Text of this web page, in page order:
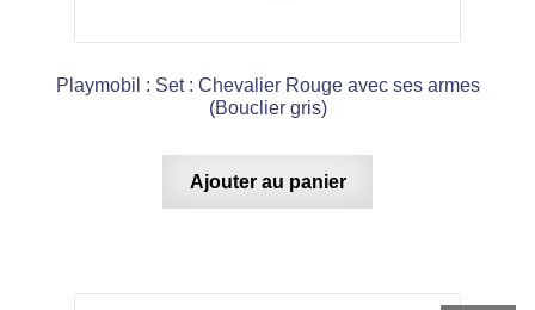
Playmobil : Set : Chevalier Rouge avec ses armes
(Bouclier gris)
Ajouter au panier